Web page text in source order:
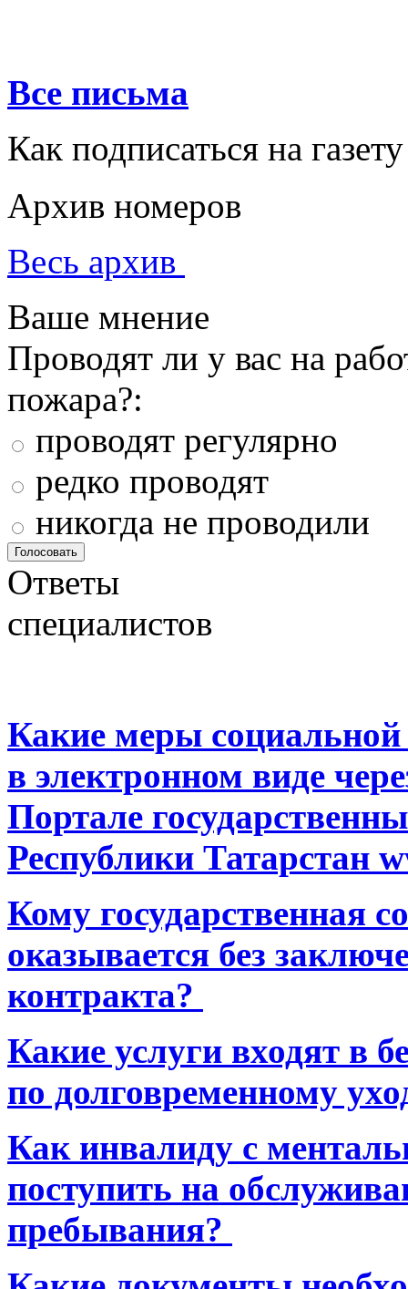
Все письма
Как подписаться на газету
Архив номеров
Весь архив
Ваше мнение
Проводят ли у вас на
пожара?:
проводят регулярно
редко проводят
никогда не проводили
Ответы
специалистов
Какие меры
в электронном виде
Портале
Республики Татарстан
Кому государственная
оказывается без
контракта?
Какие услуги входят в
по долговременному
Как инвалиду с
поступить на
пребывания?